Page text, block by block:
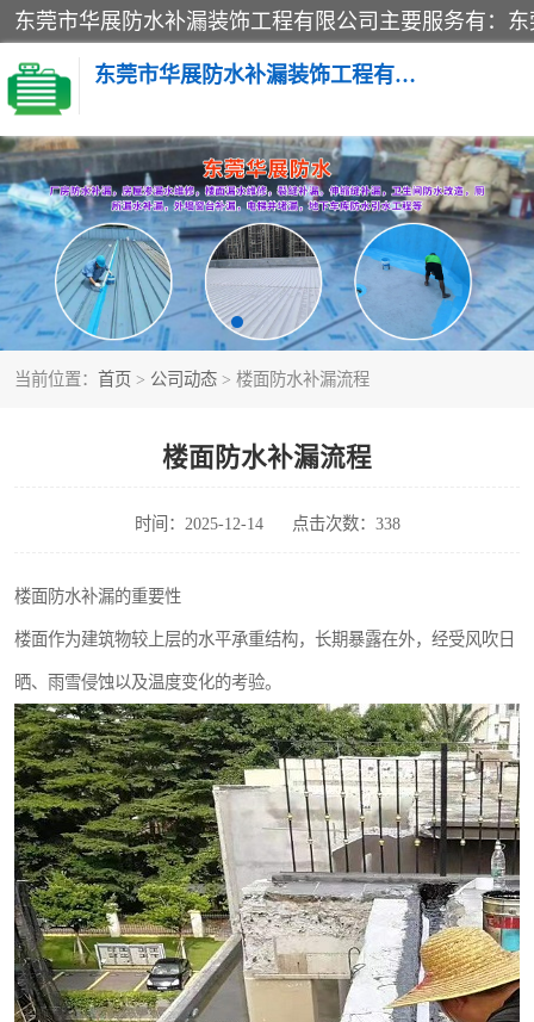
东莞市华展防水补漏装饰工程有限公司
当前位置： 首页 > 公司动态 > 楼面防水补漏流程
楼面防水补漏流程
时间：2025-12-14 点击次数：338
楼面防水补漏的重要性
楼面作为建筑物较上层的水平承重结构，长期暴露在外，经受风吹日
晒、雨雪侵蚀以及温度变化的考验。
楼面防水补漏
阳台卫生间防水补漏
金属房搭建及补漏